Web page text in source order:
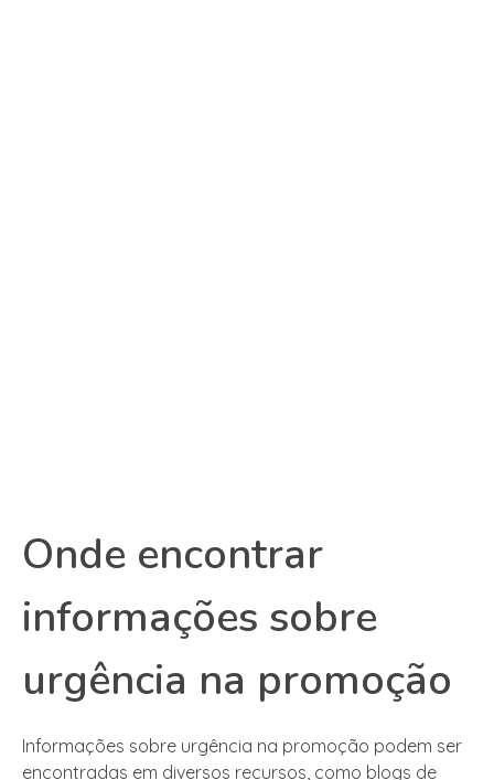
Onde encontrar
informações sobre
urgência na promoção
Informações sobre urgência na promoção podem ser
encontradas em diversos recursos, como blogs de